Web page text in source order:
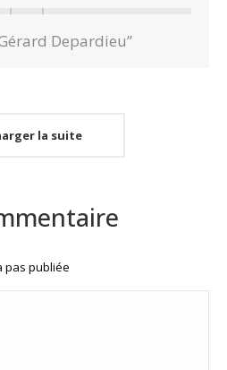
Depardieu”
la suite
pas publiée